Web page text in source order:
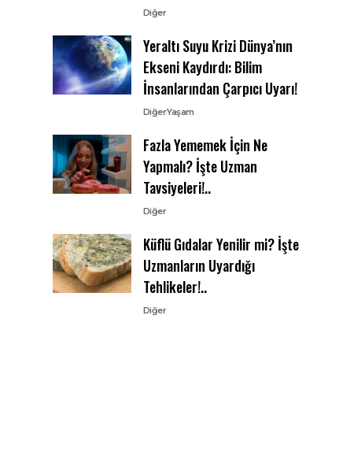
Diğer
Yeraltı Suyu Krizi Dünya’nın
Ekseni Kaydırdı: Bilim
İnsanlarından Çarpıcı Uyarı!
DiğerYaşam
Fazla Yememek İçin Ne
Yapmalı? İşte Uzman
Tavsiyeleri!..
Diğer
Küflü Gıdalar Yenilir mi? İşte
Uzmanların Uyardığı
Tehlikeler!..
Diğer